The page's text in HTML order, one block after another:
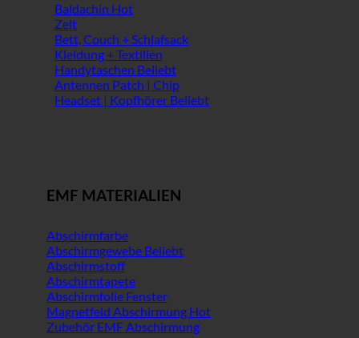
Baldachin
Zelt
Bett, Couch + Schlafsack
Kleidung + Textilien
Handytaschen
Antennen Patch | Chip
Headset | Kopfhörer
EMF MATERIALIEN
Abschirmfarbe
Abschirmgewebe
Abschirmstoff
Abschirmtapete
Abschirmfolie Fenster
Magnetfeld Abschirmung
Zubehör EMF Abschirmung